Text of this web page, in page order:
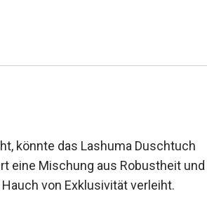
könnte das Lashuma Duschtuch
eine Mischung aus Robustheit und
von Exklusivität verleiht.